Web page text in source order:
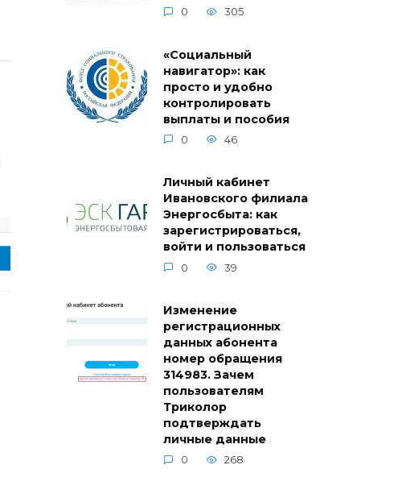
0 305
«Социальный
навигатор»: как
просто и удобно
контролировать
выплаты и пособия
0 46
Личный кабинет
Ивановского филиала
Энергосбыта: как
зарегистрироваться,
войти и пользоваться
0 39
Изменение
регистрационных
данных абонента
номер обращения
314983. Зачем
пользователям
Триколор
подтверждать
личные данные
0 268